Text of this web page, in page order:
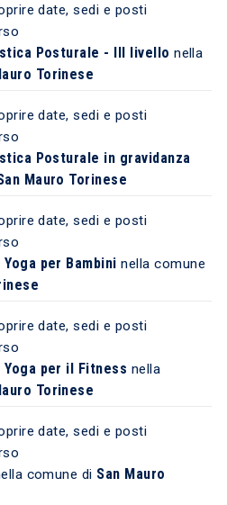
date, sedi e posti
Posturale - III livello nella
Torinese
date, sedi e posti
Posturale in gravidanza
Mauro Torinese
date, sedi e posti
per Bambini nella comune
date, sedi e posti
per il Fitness nella
Torinese
date, sedi e posti
comune di San Mauro